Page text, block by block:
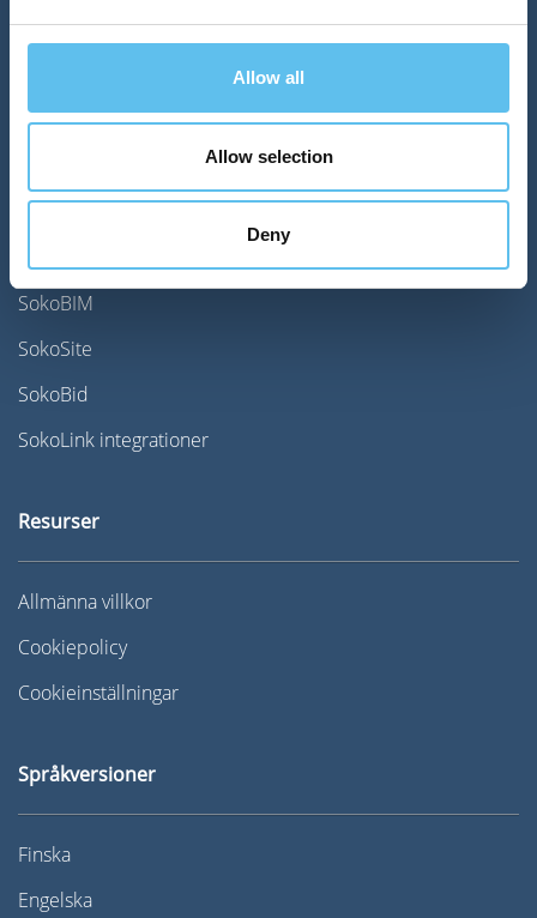
Allow all
Allow selection
Deny
SokoBIM
SokoSite
SokoBid
SokoLink integrationer
Resurser
Allmänna villkor
Cookiepolicy
Cookieinställningar
Språkversioner
Finska
Engelska